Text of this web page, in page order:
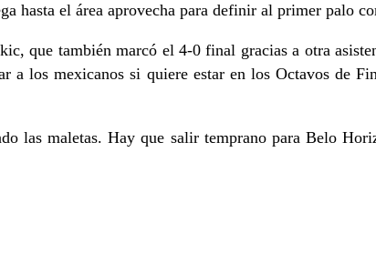
hasta el área aprovecha para definir al primer palo
que también marcó el 4-0 final gracias a otra
a los mexicanos si quiere estar en los Octavos de
las maletas. Hay que salir temprano para Belo